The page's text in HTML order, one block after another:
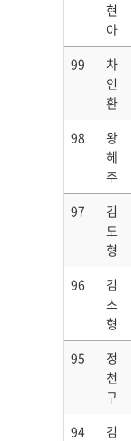
현
아
99
차
인
환
98
왕
혜
주
97
김
도
형
96
김
소
형
95
정
천
구
94
김